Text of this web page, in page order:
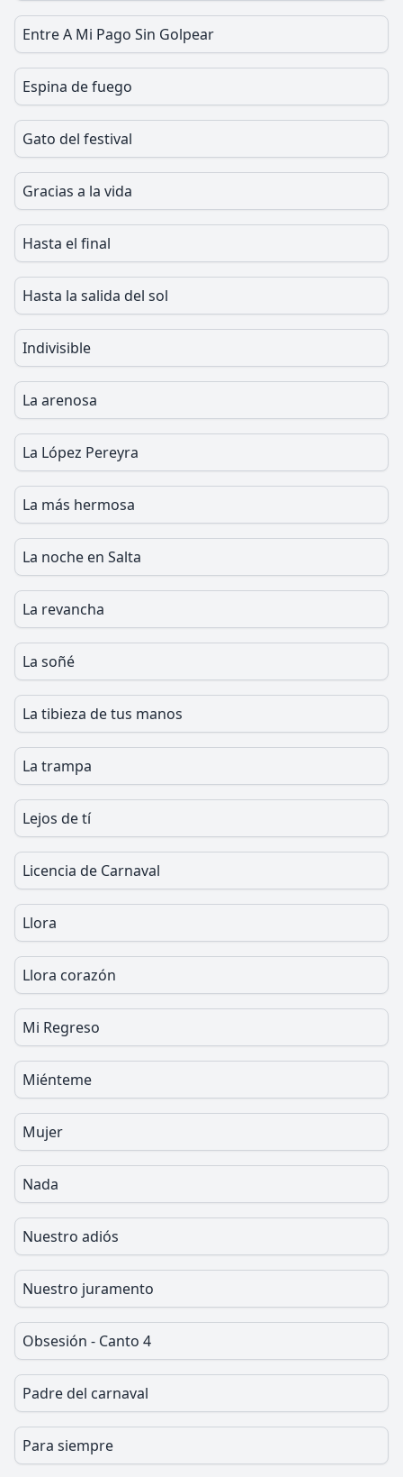
Entre A Mi Pago Sin Golpear
Espina de fuego
Gato del festival
Gracias a la vida
Hasta el final
Hasta la salida del sol
Indivisible
La arenosa
La López Pereyra
La más hermosa
La noche en Salta
La revancha
La soñé
La tibieza de tus manos
La trampa
Lejos de tí
Licencia de Carnaval
Llora
Llora corazón
Mi Regreso
Miénteme
Mujer
Nada
Nuestro adiós
Nuestro juramento
Obsesión - Canto 4
Padre del carnaval
Para siempre